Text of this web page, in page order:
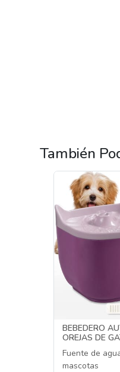
También
BEBEDERO
OREJAS DE
Fuente de
mascotas